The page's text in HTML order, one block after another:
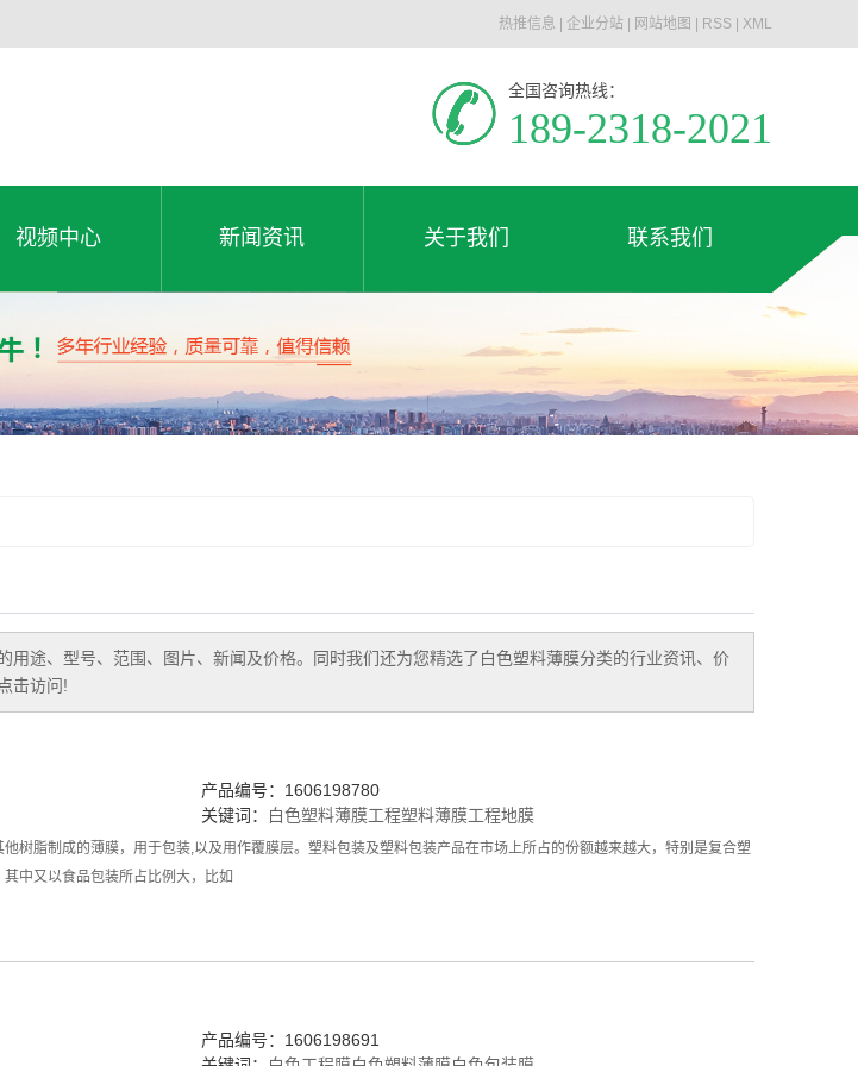
热推信息 企业分站 网站地图 RSS XML
全国咨询热线：
189-2318-2021
视频中心
视频中心
新闻资讯
新闻资讯
行业动态
常见问题
关于我们
关于我们
荣誉资质
联系我们
用途、型号、范围、图片、新闻及价格。同时我们还为您精选了 白色塑料薄膜分类的行业资讯、价
击访问!
产品编号：1606198780
关键词： 白色塑料薄膜工程塑料薄膜工程地膜
树脂制成的薄膜，用于包装,以及用作覆膜层。塑料包装及塑料包装产品在市场上所占的份额越来越大，特别是复合塑
中又以食品包装所占比例大，比如
产品编号：1606198691